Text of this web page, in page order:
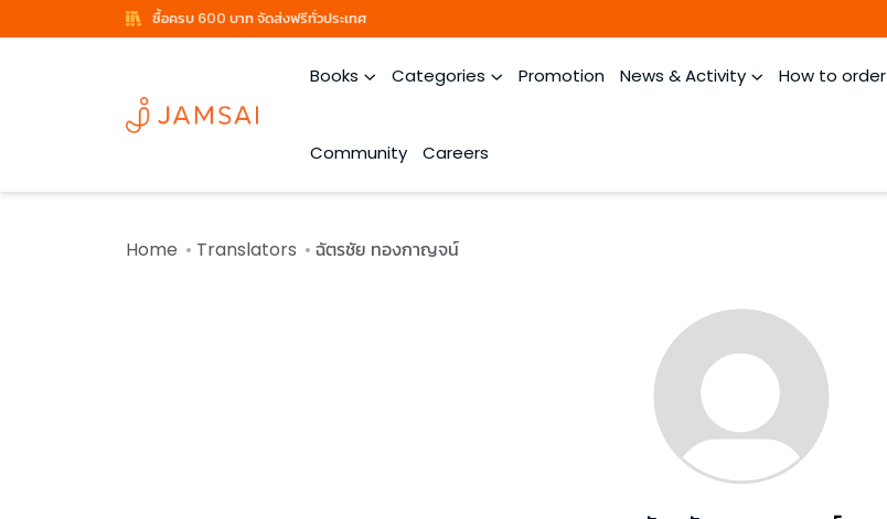
ซื้อครบ 600 บาท จัดส่งฟรีทั่วประเทศ
Books Categories Promotion News & Activity How to order
Community Careers
Home Translators ฉัตรชัย ทองกาญจน์